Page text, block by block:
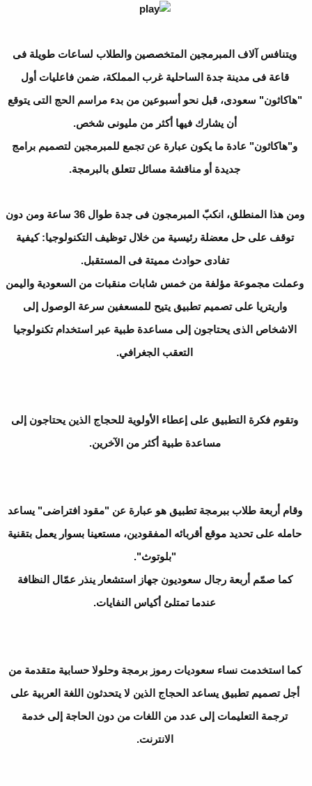
ويتنافس آلاف المبرمجين المتخصصين والطلاب لساعات طويلة فى
قاعة فى مدينة جدة الساحلية غرب المملكة، ضمن فاعليات أول
"هاكاثون" سعودى، قبل نحو أسبوعين من بدء مراسم الحج التى يتوقع
أن يشارك فيها أكثر من مليونى شخص.
و"هاكاثون" عادة ما يكون عبارة عن تجمع للمبرمجين لتصميم برامج
جديدة أو مناقشة مسائل تتعلق بالبرمجة.
ومن هذا المنطلق، انكبّ المبرمجون فى جدة طوال 36 ساعة ومن دون
توقف على حل معضلة رئيسية من خلال توظيف التكنولوجيا: كيفية
تفادى حوادث مميتة فى المستقبل.
وعملت مجموعة مؤلفة من خمس شابات منقبات من السعودية واليمن
واريتريا على تصميم تطبيق يتيح للمسعفين سرعة الوصول إلى
الاشخاص الذى يحتاجون إلى مساعدة طبية عبر استخدام تكنولوجيا
التعقب الجغرافي.
وتقوم فكرة التطبيق على إعطاء الأولوية للحجاج الذين يحتاجون إلى
مساعدة طبية أكثر من الآخرين.
وقام أربعة طلاب ببرمجة تطبيق هو عبارة عن "مقود افتراضى" يساعد
حامله على تحديد موقع أقربائه المفقودين، مستعينا بسوار يعمل بتقنية
"بلوتوث".
كما صمّم أربعة رجال سعوديون جهاز استشعار ينذر عمّال النظافة
عندما تمتلئ أكياس النفايات.
كما استخدمت نساء سعوديات رموز برمجة وحلولا حسابية متقدمة من
أجل تصميم تطبيق يساعد الحجاج الذين لا يتحدثون اللغة العربية على
ترجمة التعليمات إلى عدد من اللغات من دون الحاجة إلى خدمة
الانترنت.